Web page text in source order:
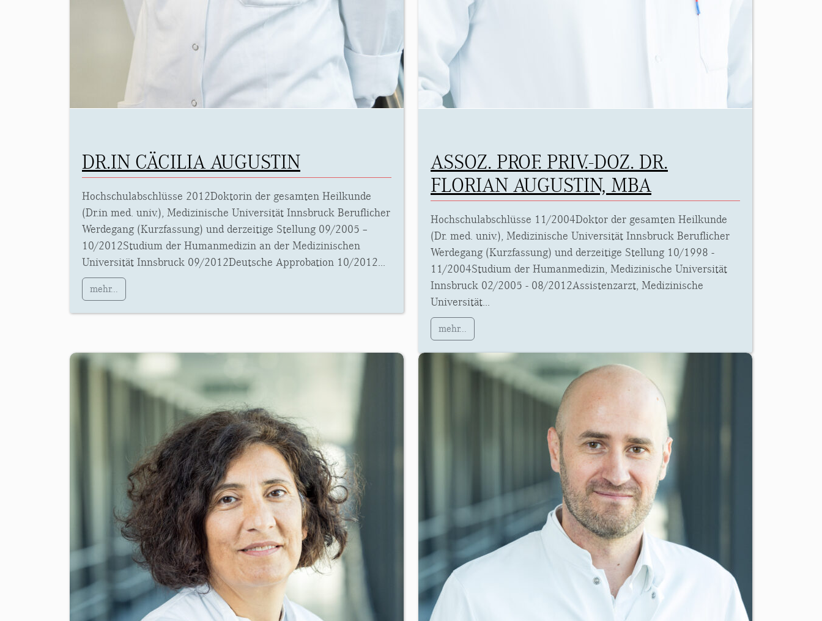
DR.IN CÄCILIA AUGUSTIN
Hochschulabschlüsse 2012Doktorin der gesamten Heilkunde
(Dr.in med. univ.), Medizinische Universität Innsbruck Beruflicher
Werdegang (Kurzfassung) und derzeitige Stellung 09/2005 –
10/2012Studium der Humanmedizin an der Medizinischen
Universität Innsbruck 09/2012Deutsche Approbation 10/2012...
mehr...
ASSOZ. PROF. PRIV.-DOZ. DR.
FLORIAN AUGUSTIN, MBA
Hochschulabschlüsse 11/2004Doktor der gesamten Heilkunde
(Dr. med. univ.), Medizinische Universität Innsbruck Beruflicher
Werdegang (Kurzfassung) und derzeitige Stellung 10/1998 -
11/2004Studium der Humanmedizin, Medizinische Universität
Innsbruck 02/2005 - 08/2012Assistenzarzt, Medizinische
Universität...
mehr...